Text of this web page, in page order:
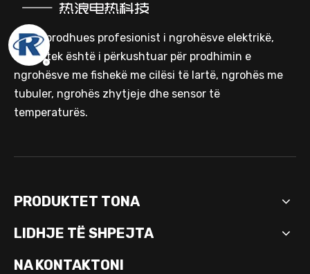
Si një prodhues profesionist i ngrohësve elektrikë,
Reheatek është i përkushtuar për prodhimin e
ngrohësve me fishekë me cilësi të lartë, ngrohës me
tubuler, ngrohës zhytjeje dhe sensor të
temperaturës.
PRODUKTET TONA
LIDHJE TË SHPEJTA
NA KONTAKTONI